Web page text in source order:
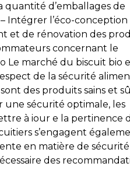
quantité d’emballages de
Intégrer l’éco-conception
et de rénovation des
concernant le
Le marché du biscuit bio
de la sécurité
des produits sains et
sécurité optimale, les
à iour e la pertinence
s’engagent
en matière de sécurité
des